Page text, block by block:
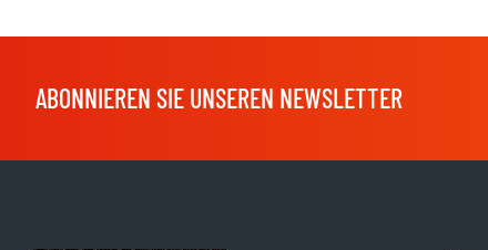
ABONNIEREN SIE UNSEREN NEWSLETTER